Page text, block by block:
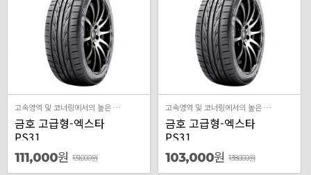
고속영역 및 코너링에서의 높은 밸런스 성능,젖은 노면에서의 성능을 강화한 타이어
금호 고급형-엑스타
PS31
111,000원 131,000원
고속영역 및 코너링에서의 높은 밸런스 성능,젖은 노면에서의 성능을 강화한 타이어
금호 고급형-엑스타
PS31
103,000원 138,000원